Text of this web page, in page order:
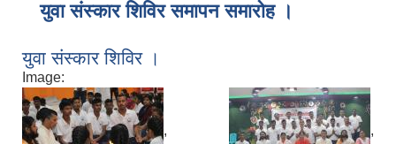
युवा संस्कार शिविर समापन समारोह ।
युवा संस्कार शिविर ।
Image:
, ,